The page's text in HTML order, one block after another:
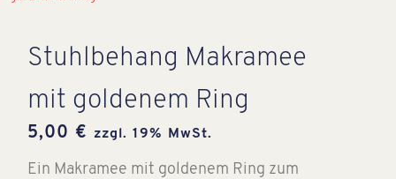
Stuhlbehang Makramee
mit goldenem Ring
5,00 € zzgl. 19% MwSt.
Ein Makramee mit goldenem Ring zum